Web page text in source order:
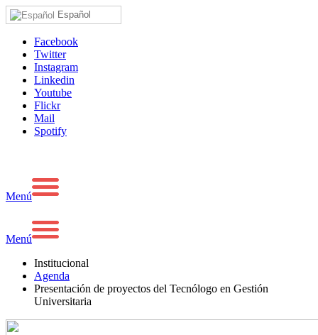
Español
Facebook
Twitter
Instagram
Linkedin
Youtube
Flickr
Mail
Spotify
Menú
Menú
Institucional
Agenda
Presentación de proyectos del Tecnólogo en Gestión
Universitaria